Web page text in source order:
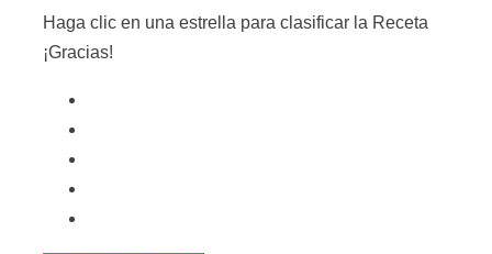
Haga clic en una estrella para clasificar la Receta
¡Gracias!